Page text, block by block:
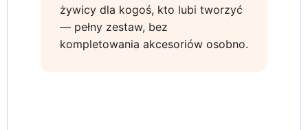
żywicy dla kogoś, kto lubi tworzyć
— pełny zestaw, bez
kompletowania akcesoriów osobno.